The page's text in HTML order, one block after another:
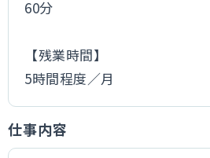
60分
【残業時間】
5時間程度／月
仕事内容